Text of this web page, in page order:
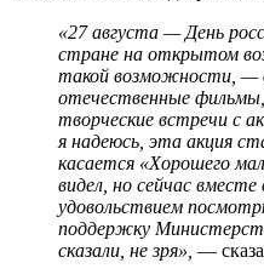
«27 августа — День
стране на открытом
такой возможности, —
отечественные
творческие встречи с
я надеюсь, эта акция
касается «Хорошего
видел, но сейчас вместе
удовольствием
поддержку
сказали, не зря», —